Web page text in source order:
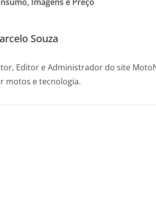
Souza
Editor e Administrador do site
motos e tecnologia.